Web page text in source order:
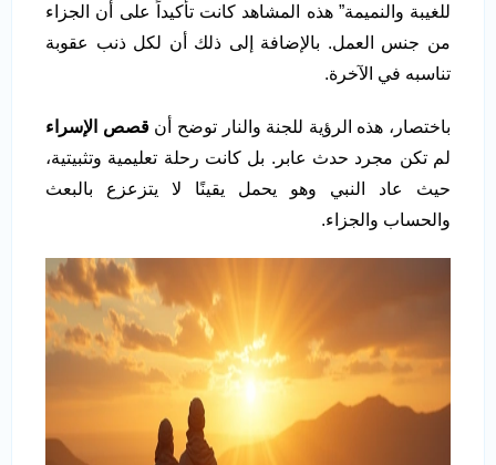
للغيبة والنميمة” هذه المشاهد كانت تأكيداً على أن الجزاء
من جنس العمل. بالإضافة إلى ذلك أن لكل ذنب عقوبة
تناسبه في الآخرة.
باختصار، هذه الرؤية للجنة والنار توضح أنقصص الإسراء
لم تكن مجرد حدث عابر. بل كانت رحلة تعليمية وتثبيتية،
حيث عاد النبي وهو يحمل يقينًا لا يتزعزع بالبعث
والحساب والجزاء.